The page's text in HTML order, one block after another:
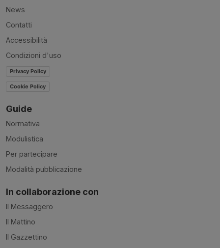
News
Contatti
Accessibilità
Condizioni d'uso
Privacy Policy
Cookie Policy
Guide
Normativa
Modulistica
Per partecipare
Modalità pubblicazione
In collaborazione con
Il Messaggero
Il Mattino
Il Gazzettino